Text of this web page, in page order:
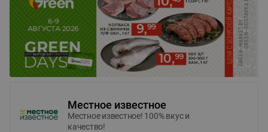
Местное известное
Местное известное! 100% вкус и
качество!